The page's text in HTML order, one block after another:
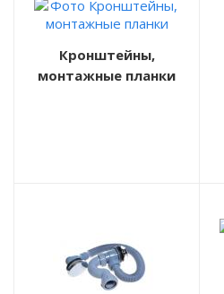
Кронштейны,
монтажные планки